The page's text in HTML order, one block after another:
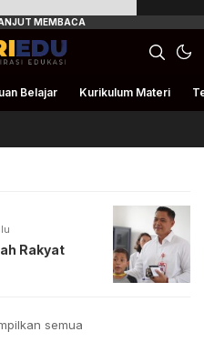
Edukasi
Belajar Kurikulum Materi
Rakyat
semua